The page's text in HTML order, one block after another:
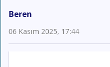
Beren
06 Kasım 2025, 17:44